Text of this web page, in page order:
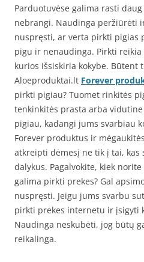
Parduotuvėse galima rasti
nebrangi. Naudinga peržiūrėti
nuspręsti, ar verta pirkti pigias
pigu ir nenaudinga. Pirkti
kurios išsiskiria kokybe. Būtent
Aloeproduktai.lt Forever
pirkti pigiau? Tuomet rinkitės
tenkinkitės prasta arba
pigiau, kadangi jums svarbiau
Forever produktus ir
atkreipti dėmesį ne tik į tai, kas
dalykus. Pagalvokite, kiek
galima pirkti prekes? Gal
nuspręsti. Jeigu jums svarbu
pirkti prekes internetu ir įsigyti
Naudinga neskubėti, jog būtų
reikalinga.